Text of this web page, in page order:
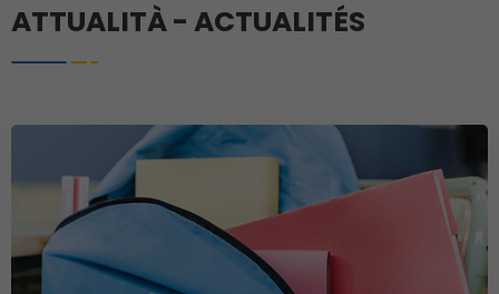
ATTUALITÀ - ACTUALITÉS